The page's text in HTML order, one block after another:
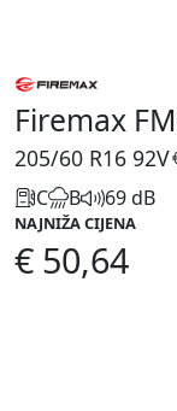
Firemax
205/60 R16 92V
C B 69 dB
NAJNIŽA CIJENA
€ 50,64